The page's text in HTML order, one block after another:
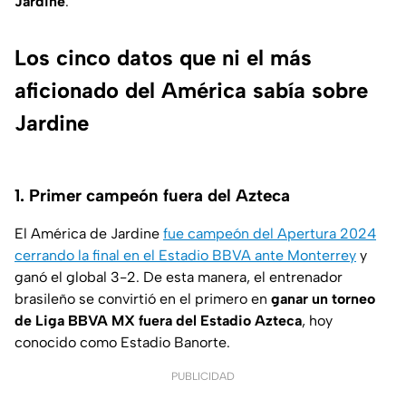
Los cinco datos que ni el más
aficionado del América sabía sobre
Jardine
1. Primer campeón fuera del Azteca
El América de Jardine fue campeón del Apertura 2024
cerrando la final en el Estadio BBVA ante Monterrey y
ganó el global 3-2. De esta manera, el entrenador
brasileño se convirtió en el primero en ganar un torneo
de Liga BBVA MX fuera del Estadio Azteca, hoy
conocido como Estadio Banorte.
PUBLICIDAD